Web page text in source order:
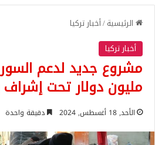
الرئيسية/أخبار تركيا
أخبار تركيا
مليون دولار تحت إشراف بلديات
الأحد, 18 أغسطس, 2024 دقيقة واحدة